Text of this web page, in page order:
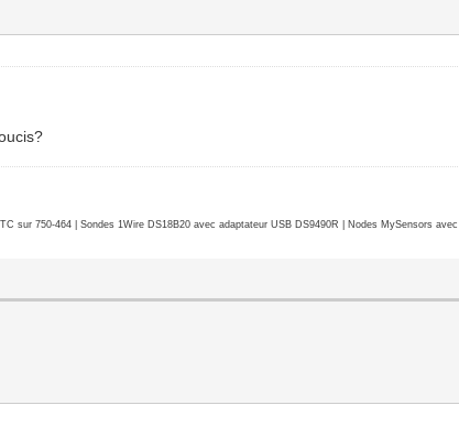
sur 750-464 | Sondes 1Wire DS18B20 avec adaptateur USB DS9490R | Nodes MySensors